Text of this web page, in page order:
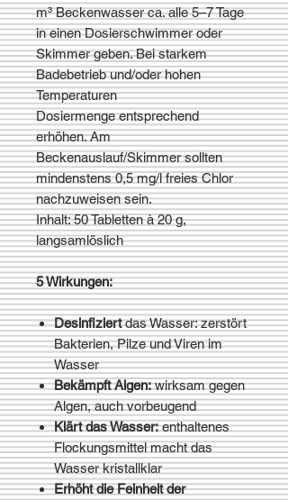
m³ Beckenwasser ca. alle 5–7 Tage
in einen Dosierschwimmer oder
Skimmer geben. Bei starkem
Badebetrieb und/oder hohen
Temperaturen
Dosiermenge entsprechend
erhöhen. Am
Beckenauslauf/Skimmer sollten
mindenstens 0,5 mg/l freies Chlor
nachzuweisen sein.
Inhalt: 50 Tabletten à 20 g,
langsamlöslich
5 Wirkungen:
Desinfiziertdas Wasser: zerstört
Bakterien, Pilze und Viren im
Wasser
Bekämpft Algen:wirksam gegen
Algen, auch vorbeugend
Klärt das Wasser:enthaltenes
Flockungsmittel macht das
Wasser kristallklar
Erhöht die Feinheit der